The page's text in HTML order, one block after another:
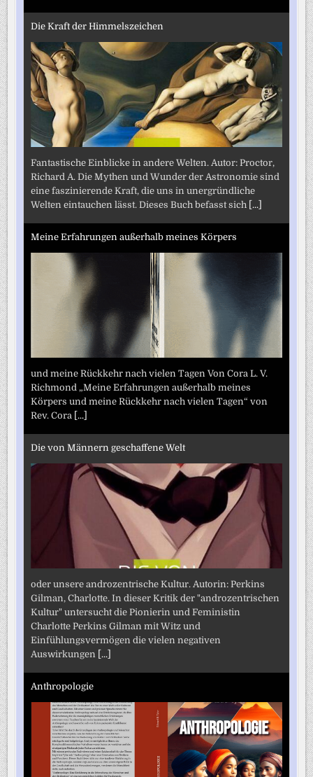
Die Kraft der Himmelszeichen
Fantastische Einblicke in andere Welten. Autor: Proctor,
Richard A. Die Mythen und Wunder der Astronomie sind
eine faszinierende Kraft, die uns in unergründliche
Welten eintauchen lässt. Dieses Buch befasst sich
[...]
Meine Erfahrungen außerhalb meines Körpers
und meine Rückkehr nach vielen Tagen Von Cora L. V.
Richmond „Meine Erfahrungen außerhalb meines
Körpers und meine Rückkehr nach vielen Tagen“ von
Rev. Cora
[...]
Die von Männern geschaffene Welt
oder unsere androzentrische Kultur. Autorin: Perkins
Gilman, Charlotte. In dieser Kritik der "androzentrischen
Kultur" untersucht die Pionierin und Feministin
Charlotte Perkins Gilman mit Witz und
Einfühlungsvermögen die vielen negativen
Auswirkungen
[...]
Anthropologie